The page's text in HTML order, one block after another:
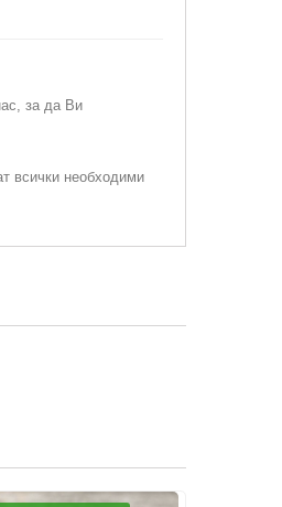
за да Ви
всички необходими